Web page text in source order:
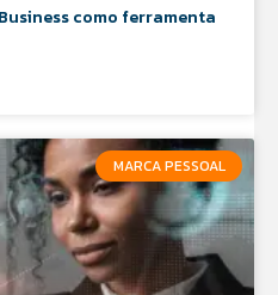
como ferramenta
MARCA PESSOAL